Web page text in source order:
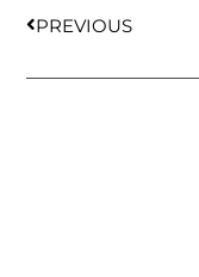
PREVIOUS